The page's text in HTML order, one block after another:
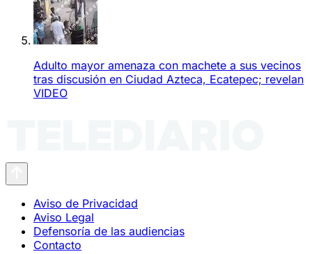
Adulto mayor amenaza con machete a sus vecinos
tras discusión en Ciudad Azteca, Ecatepec; revelan
VIDEO
Aviso de Privacidad
Aviso Legal
Defensoría de las audiencias
Contacto